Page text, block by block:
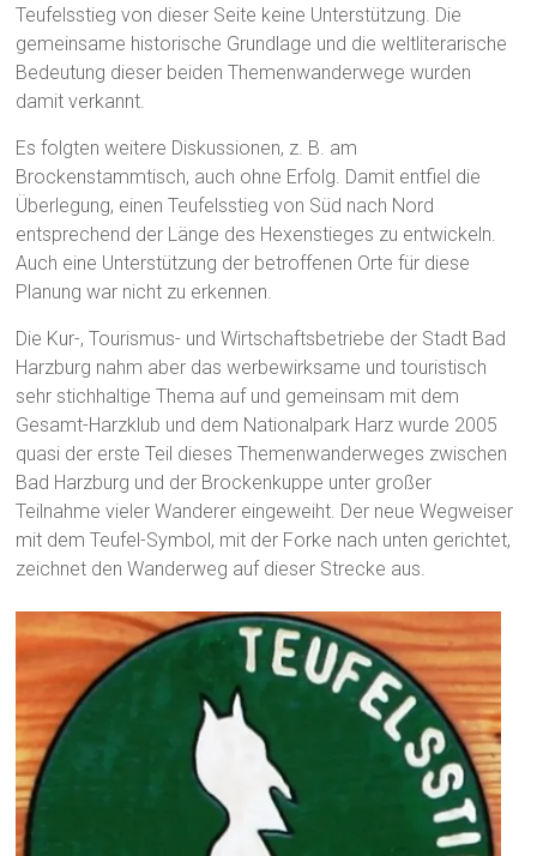
Teufelsstieg von dieser Seite keine Unterstützung. Die
gemeinsame historische Grundlage und die weltliterarische
Bedeutung dieser beiden Themenwanderwege wurden
damit verkannt.
Es folgten weitere Diskussionen, z. B. am
Brockenstammtisch, auch ohne Erfolg. Damit entfiel die
Überlegung, einen Teufelsstieg von Süd nach Nord
entsprechend der Länge des Hexenstieges zu entwickeln.
Auch eine Unterstützung der betroffenen Orte für diese
Planung war nicht zu erkennen.
Die Kur-, Tourismus- und Wirtschaftsbetriebe der Stadt Bad
Harzburg nahm aber das werbewirksame und touristisch
sehr stichhaltige Thema auf und gemeinsam mit dem
Gesamt-Harzklub und dem Nationalpark Harz wurde 2005
quasi der erste Teil dieses Themenwanderweges zwischen
Bad Harzburg und der Brockenkuppe unter großer
Teilnahme vieler Wanderer eingeweiht. Der neue Wegweiser
mit dem Teufel-Symbol, mit der Forke nach unten gerichtet,
zeichnet den Wanderweg auf dieser Strecke aus.